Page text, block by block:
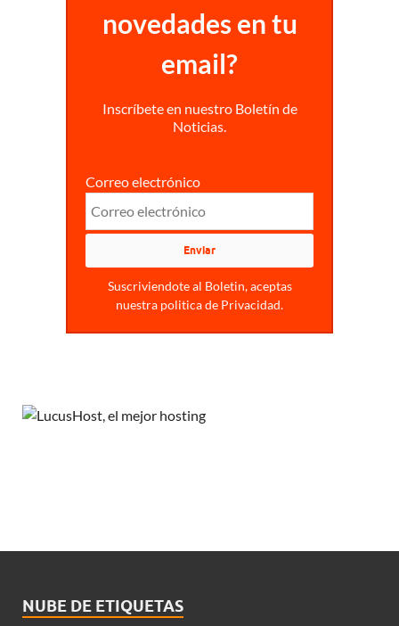
novedades en tu
email?
Inscríbete en nuestro Boletín de
Noticias.
Correo electrónico
Suscriviendote al Boletin, aceptas
nuestra politica de Privacidad.
NUBE DE ETIQUETAS